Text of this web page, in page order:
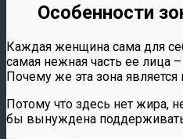
Особенности
Каждая женщина сама для
самая нежная часть ее лица
Почему же эта зона
Потому что здесь нет жира,
бы вынуждена